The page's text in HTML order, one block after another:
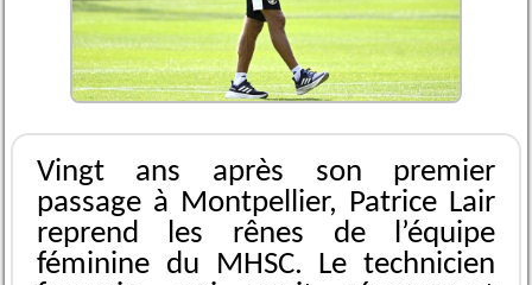
Vingt ans après son premier
passage à Montpellier, Patrice Lair
reprend les rênes de l’équipe
féminine du MHSC. Le technicien